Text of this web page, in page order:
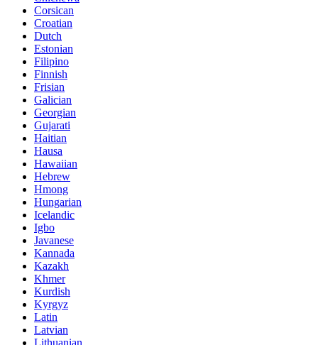
Corsican
Croatian
Dutch
Estonian
Filipino
Finnish
Frisian
Galician
Georgian
Gujarati
Haitian
Hausa
Hawaiian
Hebrew
Hmong
Hungarian
Icelandic
Igbo
Javanese
Kannada
Kazakh
Khmer
Kurdish
Kyrgyz
Latin
Latvian
Lithuanian